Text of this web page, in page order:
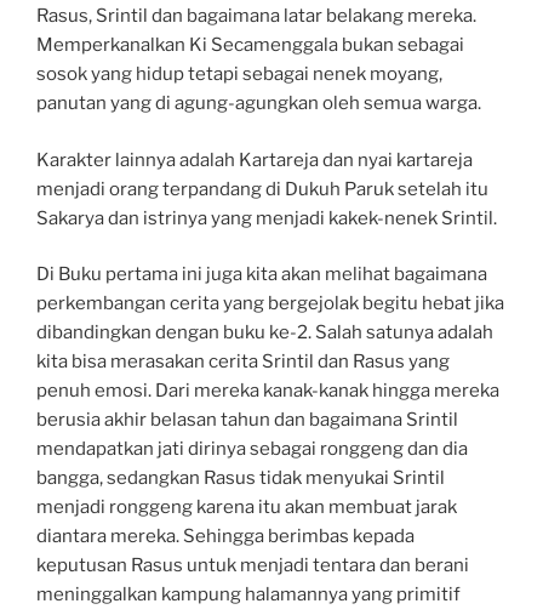
Rasus, Srintil dan bagaimana latar belakang mereka.
Memperkanalkan Ki Secamenggala bukan sebagai
sosok yang hidup tetapi sebagai nenek moyang,
panutan yang di agung-agungkan oleh semua warga.
Karakter lainnya adalah Kartareja dan nyai kartareja
menjadi orang terpandang di Dukuh Paruk setelah itu
Sakarya dan istrinya yang menjadi kakek-nenek Srintil.
Di Buku pertama ini juga kita akan melihat bagaimana
perkembangan cerita yang bergejolak begitu hebat jika
dibandingkan dengan buku ke-2. Salah satunya adalah
kita bisa merasakan cerita Srintil dan Rasus yang
penuh emosi. Dari mereka kanak-kanak hingga mereka
berusia akhir belasan tahun dan bagaimana Srintil
mendapatkan jati dirinya sebagai ronggeng dan dia
bangga, sedangkan Rasus tidak menyukai Srintil
menjadi ronggeng karena itu akan membuat jarak
diantara mereka. Sehingga berimbas kepada
keputusan Rasus untuk menjadi tentara dan berani
meninggalkan kampung halamannya yang primitif